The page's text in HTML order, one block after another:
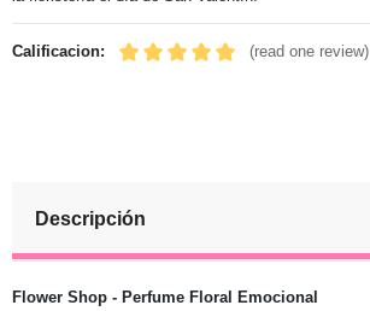
Calificacion: (read one review)
Descripción
Flower Shop - Perfume Floral Emocional